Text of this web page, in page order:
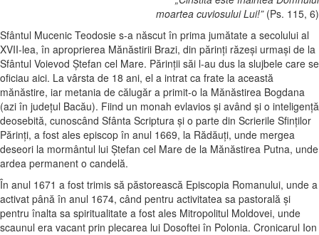
moartea cuviosului Lui!”(Ps. 115, 6)
Sfântul Mucenic Teodosie s-a născut în prima jumătate a secolului al
XVII-lea, în aproprierea Mănăstirii Brazi, din părinţi răzeşi urmaşi de la
Sfântul Voievod Ştefan cel Mare. Părinţii săi l-au dus la slujbele care se
oficiau aici. La vârsta de 18 ani, el a intrat ca frate la această
mănăstire, iar metania de călugăr a primit-o la Mănăstirea Bogdana
(azi în judeţul Bacău). Fiind un monah evlavios şi având şi o inteligenţă
deosebită, cunoscând Sfânta Scriptura şi o parte din Scrierile Sfinţilor
Părinţi, a fost ales episcop în anul 1669, la Rădăuţi, unde mergea
deseori la mormântul lui Ştefan cel Mare de la Mănăstirea Putna, unde
ardea permanent o candelă.
În anul 1671 a fost trimis să păstorească Episcopia Romanului, unde a
activat până în anul 1674, când pentru activitatea sa pastorală şi
pentru înalta sa spiritualitate a fost ales Mitropolitul Moldovei, unde
scaunul era vacant prin plecarea lui Dosoftei în Polonia. Cronicarul Ion